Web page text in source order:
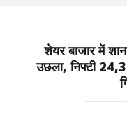
शेयर बाजार में
उछला, निफ्टी